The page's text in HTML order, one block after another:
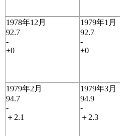
1978年12月
92.7
-
±0
1979年1月
92.7
-
±0
1979年2月
94.7
-
＋2.1
1979年3月
94.9
-
＋2.3